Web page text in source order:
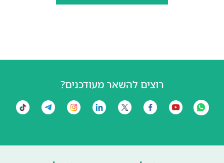
רוצים להשאר מעודכנים?